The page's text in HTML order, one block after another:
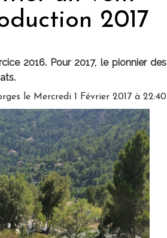
2017
2016. Pour 2017, le pionnier des
le Mercredi 1 Février 2017 à 22:40